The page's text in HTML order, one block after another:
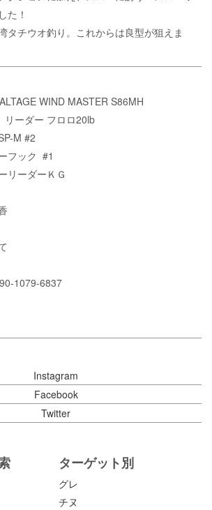
た！
タチウオ釣り。これからは良型が狙えま
WIND MASTER S86MH
リーダー フロロ20lb
M #2
フック #1
リーダーＫＧ
1079-6837
Instagram
Facebook
Twitter
ターゲット別
グレ
チヌ